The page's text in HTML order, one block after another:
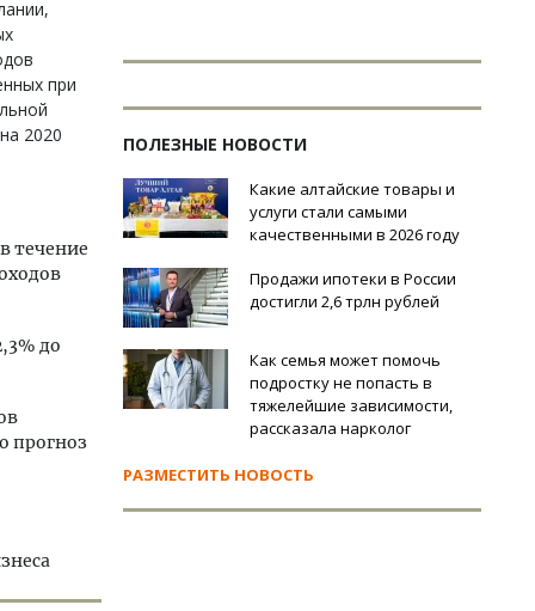
при
2020
течение
до
прогноз
ПОЛЕЗНЫЕ НОВОСТИ
Какие алтайские товары и
услуги стали самыми
качественными в 2026 году
Продажи ипотеки в России
достигли 2,6 трлн рублей
Как семья может помочь
подростку не попасть в
тяжелейшие зависимости,
рассказала нарколог
РАЗМЕСТИТЬ НОВОСТЬ